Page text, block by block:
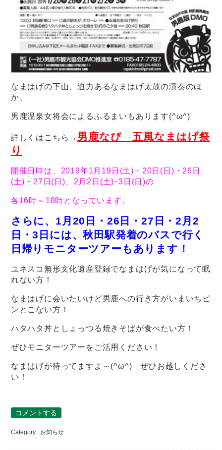
なまはげの下山、迫力あるなまはげ太鼓の演奏のほ
か、
男鹿温泉女将会によるふるまいもあります(^ω^)
詳しくはこちら→ 男鹿なび 五風なまはげ祭
り
開催日時は、2019年1月19日(土)・20日(日)・26日
(土)・27日(日)、2月2日(土)･3日(日)の
各16時～18時となっています。
さらに、1月20日・26日・27日・2月2
日・3日には、秋田駅発着のバスで行く
日帰りモニターツアーもあります！
ユネスコ無形文化遺産登録でなまはげが気になって眠
れない方！
なまはげに会いたいけど男鹿への行き方がいまいちピ
ンとこない方！
ハタハタ丼としょっつる焼きそばが食べたい方！
ぜひモニターツアーをご活用ください！
なまはげが待ってますよ～(^ω^) ぜひお越しくださ
い！
コメントする
Category : お知らせ